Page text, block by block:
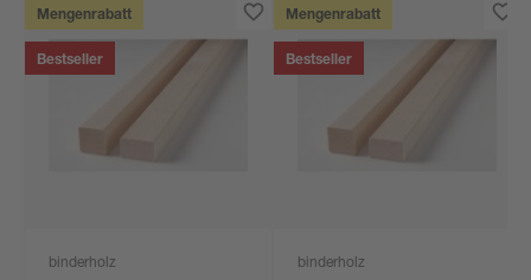
Mengenrabatt
Bestseller
binderholz
Mengenrabatt
Bestseller
binderholz